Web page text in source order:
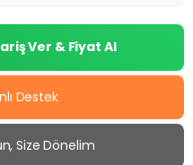
Ver & Fiyat Al
Destek
Size Dönelim